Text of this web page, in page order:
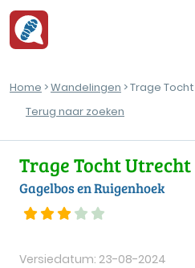
Home >Wandelingen > Trage
Terug naar zoeken
Trage Tocht
Gagelbos en Ruigenhoek
Versiedatum: 23-08-2024